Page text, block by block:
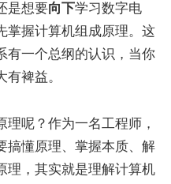
是想要向下学习数字电
掌握计算机组成原理。这
有一个总纲的认识，当你
裨益。
呢？作为一名工程师，
搞懂原理、掌握本质、解
理，其实就是理解计算机